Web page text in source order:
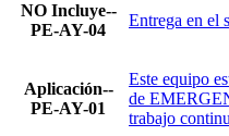
NO Incluye--
PE-AY-04
Entrega en el
Aplicación--
PE-AY-01
Este equipo
de
trabajo